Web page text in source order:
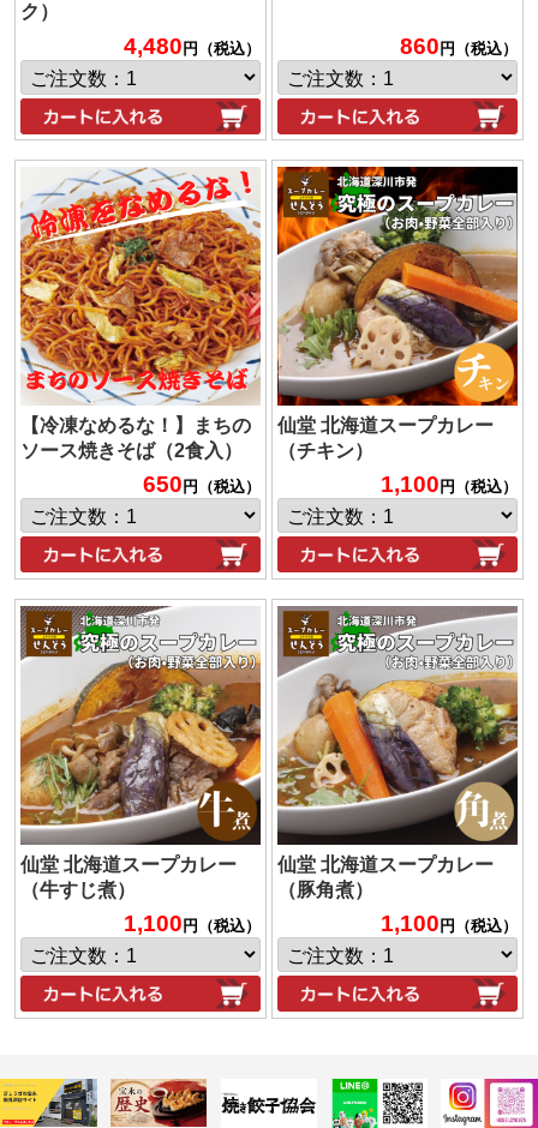
ク）
4,480円（税込） 860円（税込）
【冷凍なめるな！】まちの
ソース焼きそば（2食入）
650 円（税込）
仙堂 北海道スープカレー
（チキン）
1,100 円（税込）
仙堂 北海道スープカレー
（牛すじ煮）
1,100 円（税込）
仙堂 北海道スープカレー
（豚角煮）
1,100 円（税込）